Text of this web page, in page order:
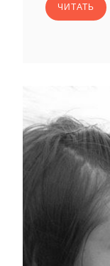
ЧИТАТЬ